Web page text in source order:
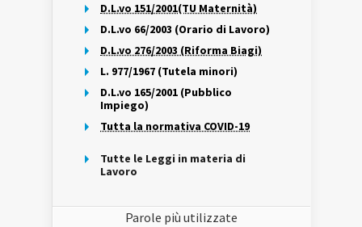
D.L.vo 151/2001(TU Maternità)
D.L.vo 66/2003 (Orario di Lavoro)
D.L.vo 276/2003 (Riforma Biagi)
L. 977/1967 (Tutela minori)
D.L.vo 165/2001 (Pubblico
Impiego)
Tutta la normativa COVID-19
Tutte le Leggi in materia di
Lavoro
Parole più utilizzate